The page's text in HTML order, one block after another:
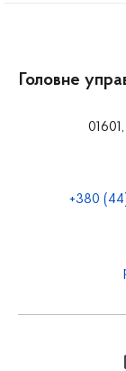
Головне
+380